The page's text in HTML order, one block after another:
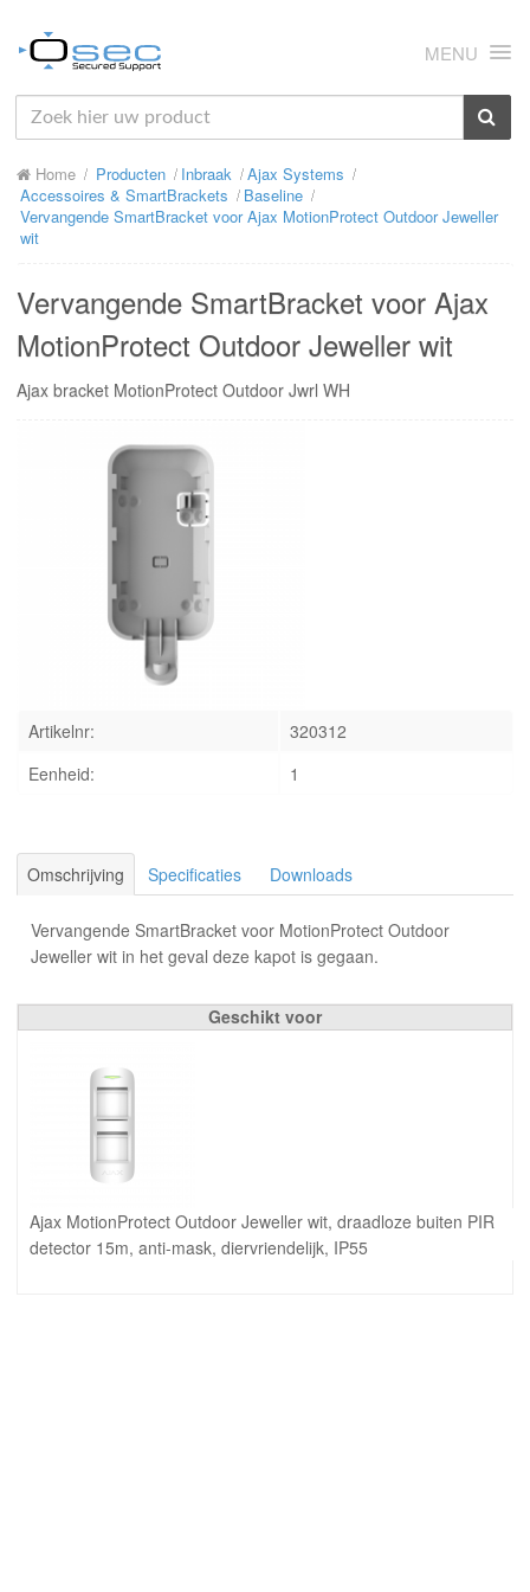
MENU
HOME
OVER ONS
NIEUWS
SUPPORT
RMA
INLOGGEN
Home Producten Inbraak
Ajax Systems
Accessoires & SmartBrackets
Baseline
Vervangende SmartBracket voor Ajax MotionProtect Outdoor Jeweller
wit
Vervangende SmartBracket voor Ajax
MotionProtect Outdoor Jeweller wit
Ajax bracket MotionProtect Outdoor Jwrl WH
Artikelnr:
320312
Eenheid:
1
Omschrijving Specificaties Downloads
Vervangende SmartBracket voor MotionProtect Outdoor
Jeweller wit in het geval deze kapot is gegaan.
Geschikt voor
Ajax MotionProtect Outdoor Jeweller wit, draadloze buiten PIR
detector 15m, anti-mask, diervriendelijk, IP55